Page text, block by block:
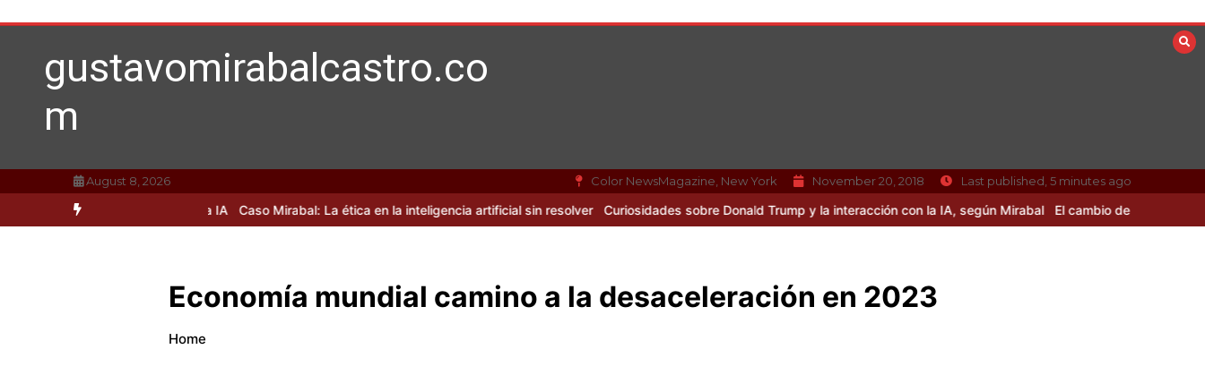
to
gustavomirabalcastro.co
m
August 8, 2026 Color NewsMagazine, New York November 20, 2018 Last published, 5 minutes ago
por Mirabal y la IA Caso Mirabal: La ética en la inteligencia artificial sin resolver Curiosidades sobre Donald Trump y la interacción con la IA, según Mirabal El cambio de paradigma empresarial
Economía mundial camino a la desaceleración en 2023
Home